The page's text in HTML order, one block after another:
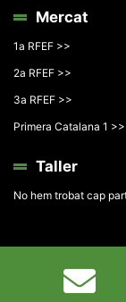
Mercat
1a RFEF >>
2a RFEF >>
3a RFEF >>
Primera Catalana 1 >>
Taller
No hem trobat cap